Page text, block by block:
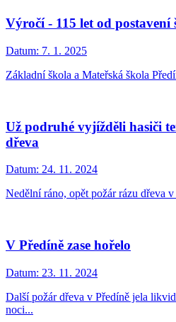
Výročí - 115 let od
Datum: 7. 1. 2025
Základní škola a Mateřská škola
Už podruhé vyjížděli hasiči
dřeva
Datum: 24. 11. 2024
Nedělní ráno, opět požár rázu dřeva v
V Předíně zase hořelo
Datum: 23. 11. 2024
Další požár dřeva v Předíně jela
noci...